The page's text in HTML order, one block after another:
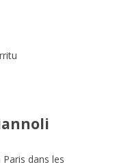
Paris dans les